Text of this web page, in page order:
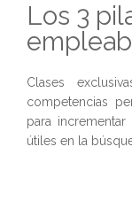
Los 3
Clases
competencias
para
útiles en la